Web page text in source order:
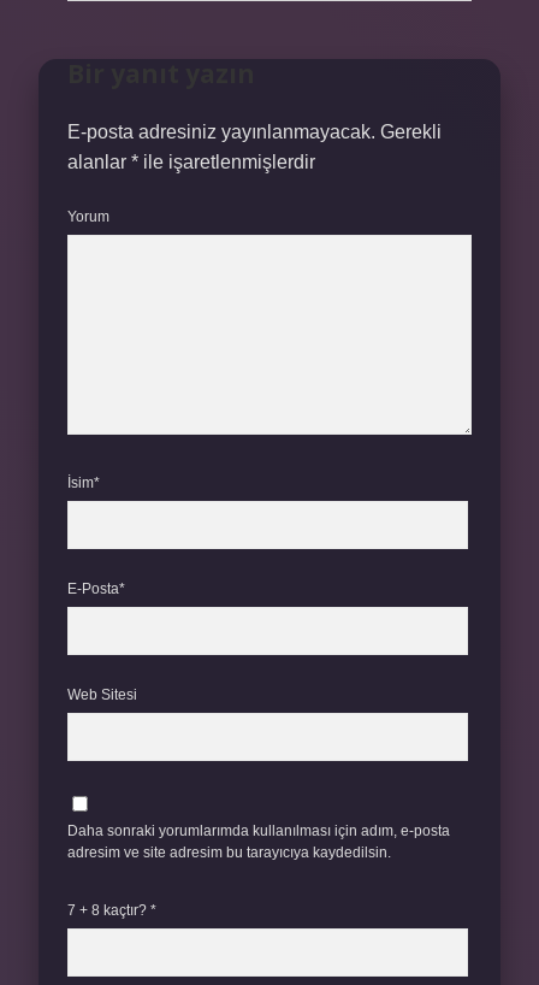
E-posta adresiniz yayınlanmayacak. Gerekli
alanlar * ile işaretlenmişlerdir
Yorum
İsim*
E-Posta*
Web Sitesi
Daha sonraki yorumlarımda kullanılması için adım, e-posta
adresim ve site adresim bu tarayıcıya kaydedilsin.
7 + 8 kaçtır? *